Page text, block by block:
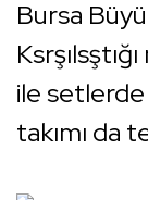
Bursa
ile setlerde
takımı da